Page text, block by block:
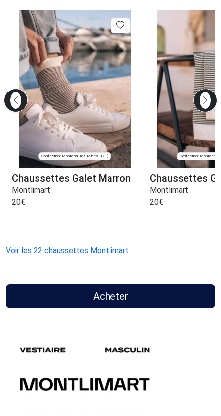
Confection: Montceau-les-Mines (71)
Chaussettes Galet Marron
Montlimart
20€
Confection: Montceau-
Chaussettes
Montlimart
20€
Voir les 22 chaussettes Montlimart
Acheter